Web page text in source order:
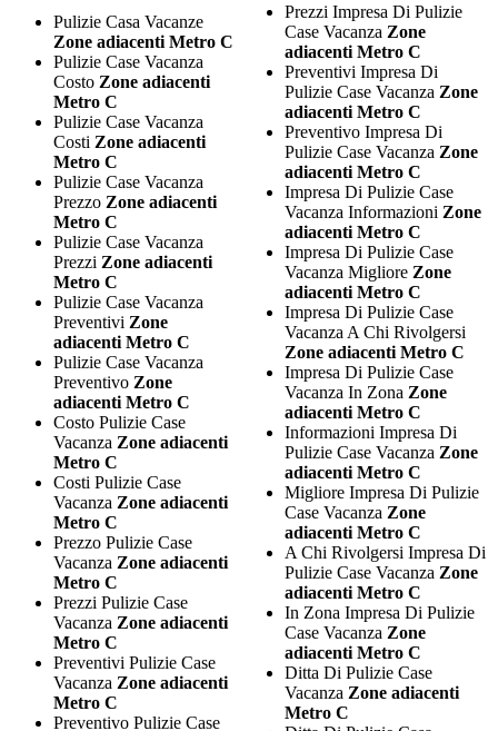
Pulizie Casa Vacanze
Zone adiacenti Metro C
Pulizie Case Vacanza
Costo Zone adiacenti
Metro C
Pulizie Case Vacanza
Costi Zone adiacenti
Metro C
Pulizie Case Vacanza
Prezzo Zone adiacenti
Metro C
Pulizie Case Vacanza
Prezzi Zone adiacenti
Metro C
Pulizie Case Vacanza
Preventivi Zone
adiacenti Metro C
Pulizie Case Vacanza
Preventivo Zone
adiacenti Metro C
Costo Pulizie Case
Vacanza Zone adiacenti
Metro C
Costi Pulizie Case
Vacanza Zone adiacenti
Metro C
Prezzo Pulizie Case
Vacanza Zone adiacenti
Metro C
Prezzi Pulizie Case
Vacanza Zone adiacenti
Metro C
Preventivi Pulizie Case
Vacanza Zone adiacenti
Metro C
Preventivo Pulizie Case
Prezzi Impresa Di Pulizie
Case Vacanza Zone
adiacenti Metro C
Preventivi Impresa Di
Pulizie Case Vacanza Zone
adiacenti Metro C
Preventivo Impresa Di
Pulizie Case Vacanza Zone
adiacenti Metro C
Impresa Di Pulizie Case
Vacanza Informazioni Zone
adiacenti Metro C
Impresa Di Pulizie Case
Vacanza Migliore Zone
adiacenti Metro C
Impresa Di Pulizie Case
Vacanza A Chi Rivolgersi
Zone adiacenti Metro C
Impresa Di Pulizie Case
Vacanza In Zona Zone
adiacenti Metro C
Informazioni Impresa Di
Pulizie Case Vacanza Zone
adiacenti Metro C
Migliore Impresa Di Pulizie
Case Vacanza Zone
adiacenti Metro C
A Chi Rivolgersi Impresa Di
Pulizie Case Vacanza Zone
adiacenti Metro C
In Zona Impresa Di Pulizie
Case Vacanza Zone
adiacenti Metro C
Ditta Di Pulizie Case
Vacanza Zone adiacenti
Metro C